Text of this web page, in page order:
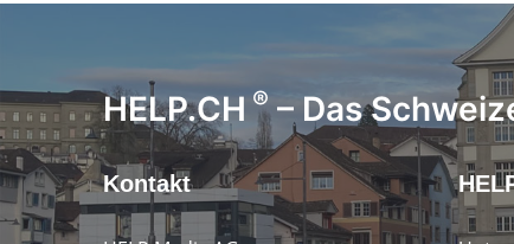
HELP.CH ®– Das
Kontakt